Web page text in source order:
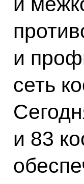
и
сеть
и 83